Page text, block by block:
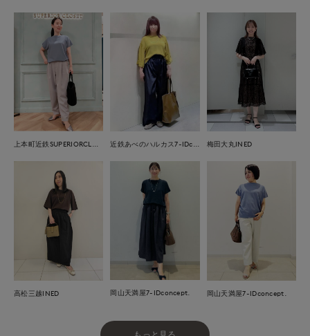
梅田大丸INED
高松三越INED 岡山天満屋7-IDconcept. 岡山天満屋7-IDconcept.